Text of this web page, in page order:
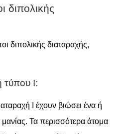
διπολικής
διπολικής διαταραχής,
τύπου Ι:
Ι έχουν βιώσει ένα ή
Τα περισσότερα άτομα